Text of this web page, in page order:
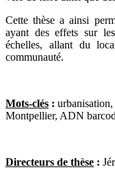
Cette thèse a ainsi
ayant des effets sur
échelles, allant du
communauté.
Mots-clés :
Montpellier, ADN
Directeurs de thèse :